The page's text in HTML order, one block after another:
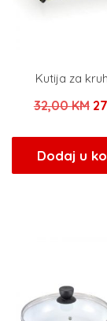
Kutija za
32,00KM
je:
Dodaj u